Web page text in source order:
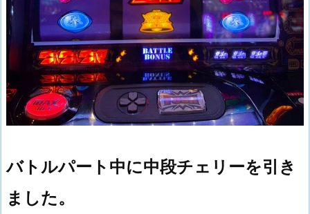
バトルパート中に中段チェリーを引き
ました。